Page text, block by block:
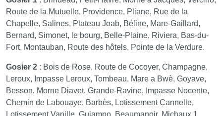
Route de la Mutuelle, Providence, Pliane, Rue de la
Chapelle, Salines, Plateau Joab, Béline, Mare-Gaillard,
Bernard, Simonet, le bourg, Belle-Plaine, Riviera, Bas-du-
Fort, Montauban, Route des hôtels, Pointe de la Verdure.
Gosier 2 : Bois de Rose, Route de Cocoyer, Champagne,
Leroux, Impasse Leroux, Tombeau, Mare a Bwè, Goyave,
Besson, Morne Diavet, Grande-Ravine, Impasse Nocente,
Chemin de Labouaye, Barbès, Lotissement Cannelle,